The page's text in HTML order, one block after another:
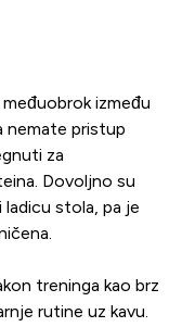
između
nemate pristup
za
Dovoljno su
ladicu stola, pa je
treninga kao brz
rutine uz kavu.